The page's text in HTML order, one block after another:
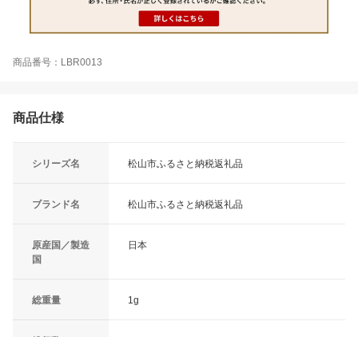
商品番号：LBR0013
商品仕様
シリーズ名 松山市ふるさと納税返礼品
ブランド名 松山市ふるさと納税返礼品
原産国／製造
国
日本
総重量 1g